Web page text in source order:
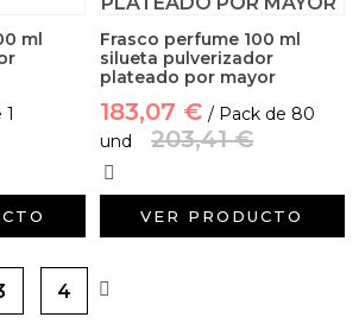
ml
Frasco perfume 100 ml
silueta pulverizador
plateado por mayor
183,07 € / Pack de 80
und
203,41 €
VER PRODUCTO
4